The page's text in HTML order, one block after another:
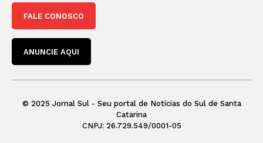
FALE CONOSCO
ANUNCIE AQUI
© 2025 Jornal Sul - Seu portal de Notícias do Sul de Santa
Catarina
CNPJ: 26.729.549/0001-05